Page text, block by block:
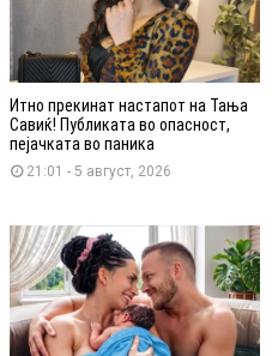
Итно прекинат настапот на Тања
Савиќ! Публиката во опасност,
пејачката во паника
21:01 - 5 август, 2026